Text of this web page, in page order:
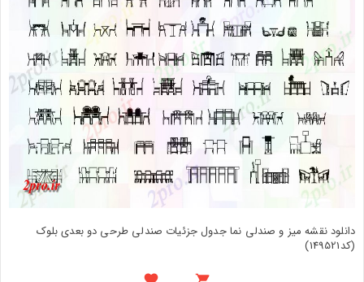
دانلود نقشه میز و صندلی نما جدول جزئیات صندلی طرحی دو بعدی بلوک
(کد149521)